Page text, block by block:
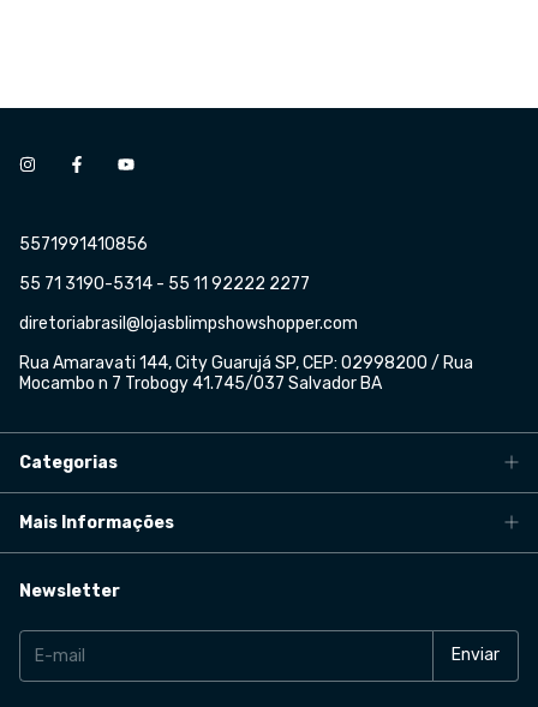
5571991410856
55 71 3190-5314 - 55 11 92222 2277
diretoriabrasil@lojasblimpshowshopper.com
Rua Amaravati 144, City Guarujá SP, CEP: 02998200 / Rua
Mocambo n 7 Trobogy 41.745/037 Salvador BA
Categorias
Mais Informações
Newsletter